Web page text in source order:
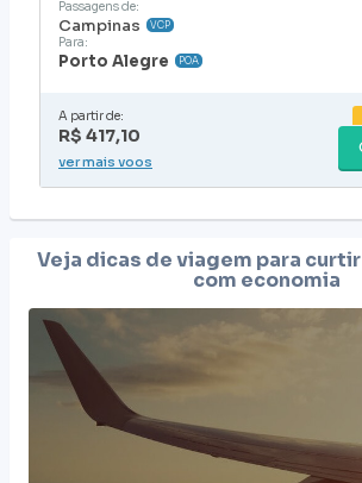
Passagens de:
Campinas VCP
Para:
Porto Alegre POA
A partir de:
R$ 417,10
ver mais voos
Veja dicas de viagem para curtir
com economia